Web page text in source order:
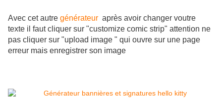
Avec cet autre générateur après avoir changer voutre
texte il faut cliquer sur "customize comic strip" attention ne
pas cliquer sur "upload image " qui ouvre sur une page
erreur mais enregistrer son image